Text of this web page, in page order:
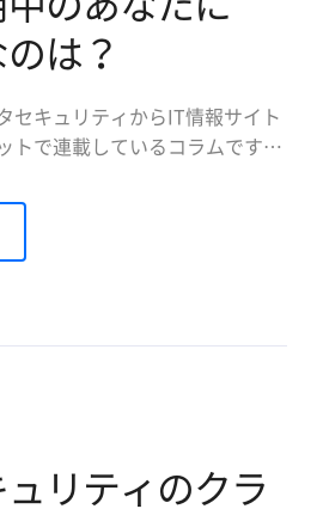
は？
セキュリティからIT情報サイト
トで連載しているコラムです。
説いたします。 キーマンズネッ
タセキュリティの他のコラム
きます。 ウェブを利用したサ
リティのクラ